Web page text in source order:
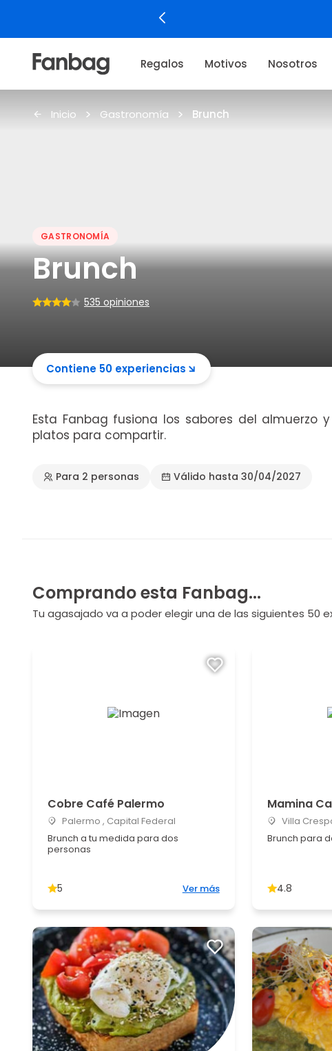
Regalos Motivos Nosotros
Inicio Gastronomía Brunch
GASTRONOMÍA
Brunch
535 opiniones
Contiene 50 experiencias
Esta Fanbag fusiona los sabores del almuerzo
platos para compartir.
Para 2 personas Válido hasta 30/04/2027
Comprando esta Fanbag...
Tu agasajado va a poder elegir una de las siguientes 50
Cobre Café Palermo
Palermo , Capital Federal
Brunch a tu medida para dos
personas
5 Ver más
Mamina
Villa
Brunch para
4.8